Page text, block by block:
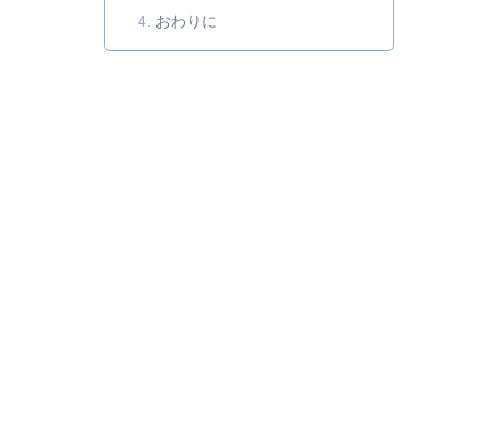
おわりに